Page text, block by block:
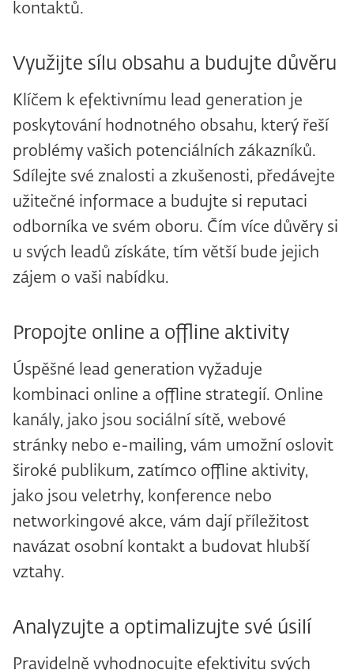
kontaktů.
Využijte sílu obsahu a budujte důvěru
Klíčem k efektivnímu lead generation je
poskytování hodnotného obsahu, který řeší
problémy vašich potenciálních zákazníků.
Sdílejte své znalosti a zkušenosti, předávejte
užitečné informace a budujte si reputaci
odborníka ve svém oboru. Čím více důvěry si
u svých leadů získáte, tím větší bude jejich
zájem o vaši nabídku.
Propojte online a offline aktivity
Úspěšné lead generation vyžaduje
kombinaci online a offline strategií. Online
kanály, jako jsou sociální sítě, webové
stránky nebo e-mailing, vám umožní oslovit
široké publikum, zatímco offline aktivity,
jako jsou veletrhy, konference nebo
networkingové akce, vám dají příležitost
navázat osobní kontakt a budovat hlubší
vztahy.
Analyzujte a optimalizujte své úsilí
Pravidelně vyhodnocujte efektivitu svých